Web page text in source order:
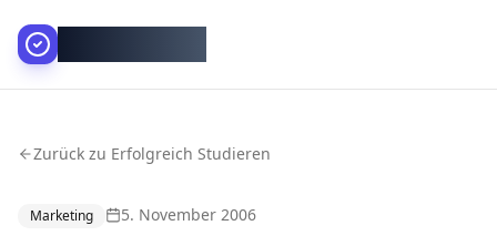
Zurück zu Erfolgreich Studieren
Marketing 5. November 2006